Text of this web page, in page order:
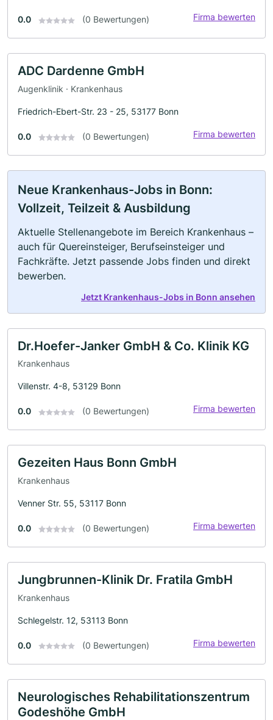
0.0 (0 Bewertungen) Firma bewerten
ADC Dardenne GmbH
Augenklinik · Krankenhaus
Friedrich-Ebert-Str. 23 - 25, 53177 Bonn
0.0 (0 Bewertungen) Firma bewerten
Neue Krankenhaus-Jobs in Bonn:
Vollzeit, Teilzeit & Ausbildung
Aktuelle Stellenangebote im Bereich Krankenhaus –
auch für Quereinsteiger, Berufseinsteiger und
Fachkräfte. Jetzt passende Jobs finden und direkt
bewerben.
Jetzt Krankenhaus-Jobs in Bonn ansehen
Dr.Hoefer-Janker GmbH & Co. Klinik KG
Krankenhaus
Villenstr. 4-8, 53129 Bonn
0.0 (0 Bewertungen) Firma bewerten
Gezeiten Haus Bonn GmbH
Krankenhaus
Venner Str. 55, 53117 Bonn
0.0 (0 Bewertungen) Firma bewerten
Jungbrunnen-Klinik Dr. Fratila GmbH
Krankenhaus
Schlegelstr. 12, 53113 Bonn
0.0 (0 Bewertungen) Firma bewerten
Neurologisches Rehabilitationszentrum
Godeshöhe GmbH